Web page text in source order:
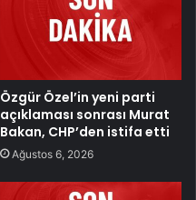
Özgür Özel’in yeni parti
açıklaması sonrası Murat
Bakan, CHP’den istifa etti
Ağustos 6, 2026